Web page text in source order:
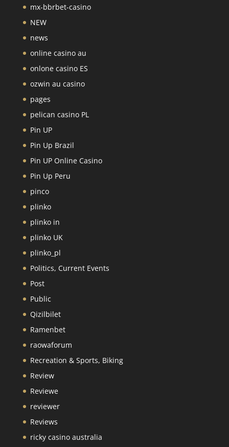
mx-bbrbet-casino
NEW
news
online casino au
onlone casino ES
ozwin au casino
pages
pelican casino PL
Pin UP
Pin Up Brazil
Pin UP Online Casino
Pin Up Peru
pinco
plinko
plinko in
plinko UK
plinko_pl
Politics, Current Events
Post
Public
Qizilbilet
Ramenbet
raowaforum
Recreation & Sports, Biking
Review
Reviewe
reviewer
Reviews
ricky casino australia